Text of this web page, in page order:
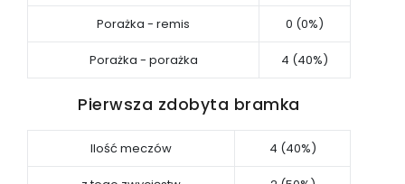
Porażka - remis 0 (0%)
Porażka - porażka 4 (40%)
Pierwsza zdobyta bramka
Ilość meczów 4 (40%)